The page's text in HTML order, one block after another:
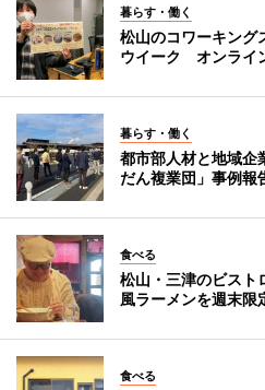
暮らす・働く
松山のコワーキング
ウイーク オンライ
暮らす・働く
都市部人材と地域
だん複業団」事例報
食べる
松山・三津のビスト
風ラーメンを週末限
食べる